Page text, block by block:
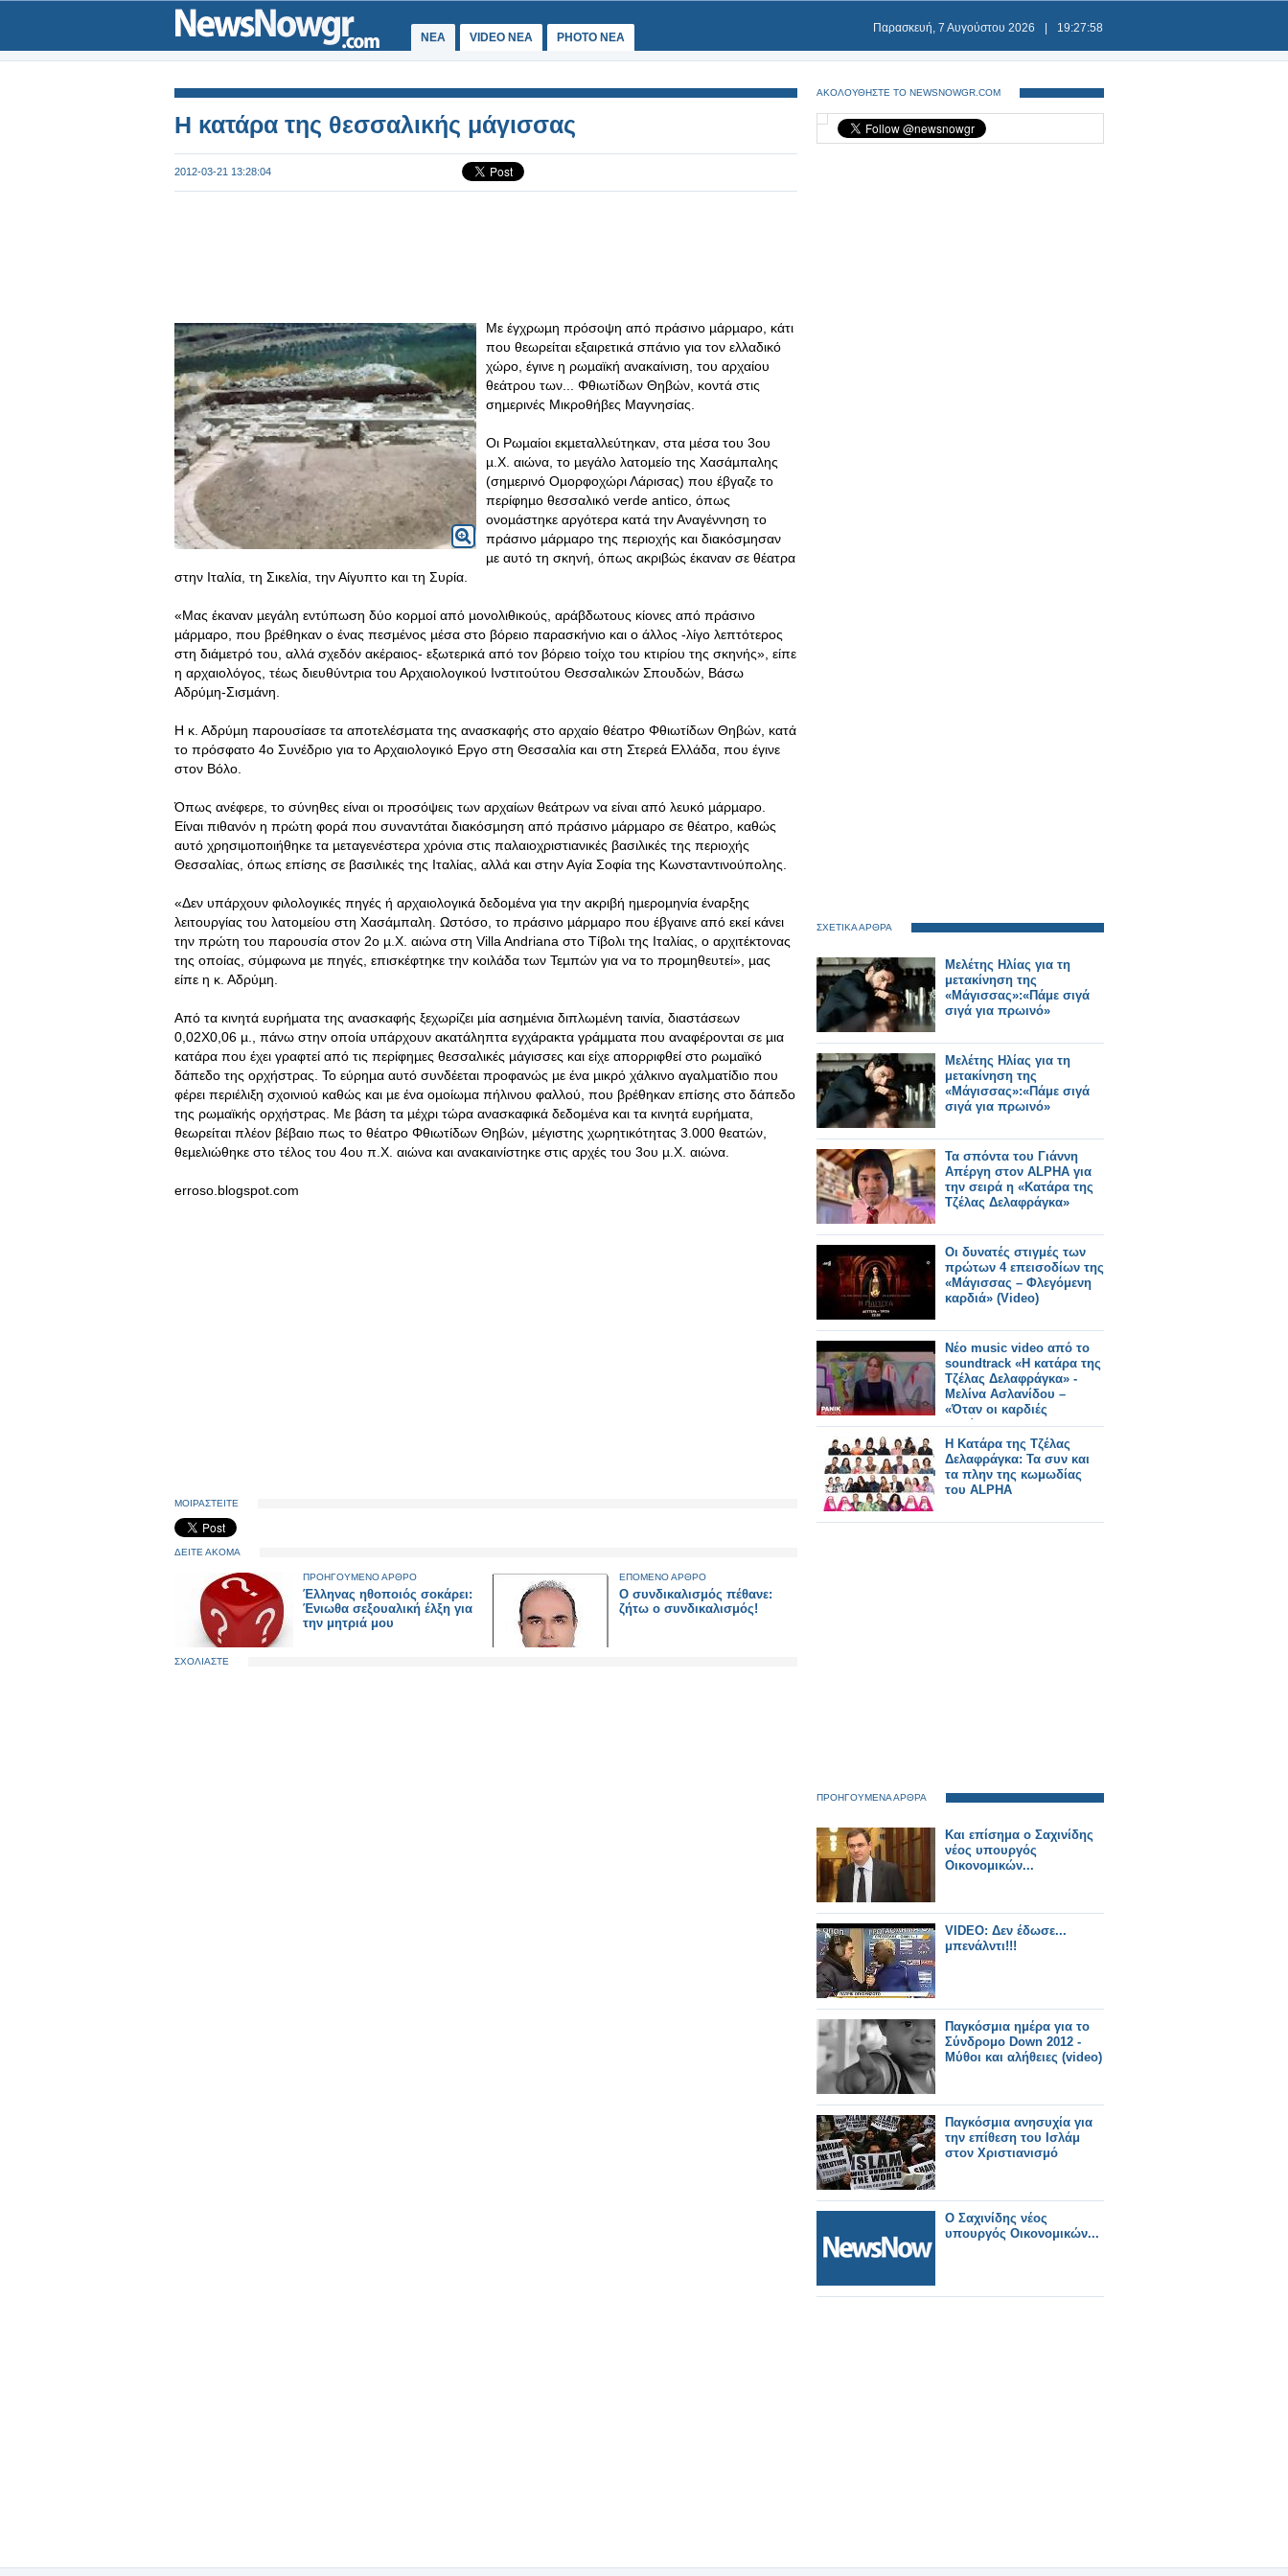
ΝΕΑ VIDEO NEA PHOTO NEA
Παρασκευή, 7 Αυγούστου 2026 19:27:58
Η κατάρα της θεσσαλικής μάγισσας
2012-03-21 13:28:04
Με έγχρωµη πρόσοψη από πράσινο µάρµαρο, κάτι
που θεωρείται εξαιρετικά σπάνιο για τον ελλαδικό
χώρο, έγινε η ρωµαϊκή ανακαίνιση, του αρχαίου
θεάτρου των... Φθιωτίδων Θηβών, κοντά στις
σηµερινές Μικροθήβες Μαγνησίας.
Οι Ρωµαίοι εκµεταλλεύτηκαν, στα µέσα του 3ου
µ.Χ. αιώνα, το µεγάλο λατοµείο της Χασάµπαλης
(σηµερινό Οµορφοχώρι Λάρισας) που έβγαζε το
περίφηµο θεσσαλικό verde antico, όπως
ονοµάστηκε αργότερα κατά την Αναγέννηση το
πράσινο µάρµαρο της περιοχής και διακόσµησαν
µε αυτό τη σκηνή, όπως ακριβώς έκαναν σε θέατρα
στην Ιταλία, τη Σικελία, την Αίγυπτο και τη Συρία.
«Μας έκαναν µεγάλη εντύπωση δύο κορµοί από µονολιθικούς, αράβδωτους κίονες από πράσινο
µάρµαρο, που βρέθηκαν ο ένας πεσµένος µέσα στο βόρειο παρασκήνιο και ο άλλος -λίγο λεπτότερος
στη διάµετρό του, αλλά σχεδόν ακέραιος- εξωτερικά από τον βόρειο τοίχο του κτιρίου της σκηνής», είπε
η αρχαιολόγος, τέως διευθύντρια του Αρχαιολογικού Ινστιτούτου Θεσσαλικών Σπουδών, Βάσω
Αδρύµη-Σισµάνη.
Η κ. Αδρύµη παρουσίασε τα αποτελέσµατα της ανασκαφής στο αρχαίο θέατρο Φθιωτίδων Θηβών, κατά
το πρόσφατο 4ο Συνέδριο για το Αρχαιολογικό Εργο στη Θεσσαλία και στη Στερεά Ελλάδα, που έγινε
στον Βόλο.
Όπως ανέφερε, το σύνηθες είναι οι προσόψεις των αρχαίων θεάτρων να είναι από λευκό µάρµαρο.
Είναι πιθανόν η πρώτη φορά που συναντάται διακόσµηση από πράσινο µάρµαρο σε θέατρο, καθώς
αυτό χρησιµοποιήθηκε τα µεταγενέστερα χρόνια στις παλαιοχριστιανικές βασιλικές της περιοχής
Θεσσαλίας, όπως επίσης σε βασιλικές της Ιταλίας, αλλά και στην Αγία Σοφία της Κωνσταντινούπολης.
«Δεν υπάρχουν φιλολογικές πηγές ή αρχαιολογικά δεδοµένα για την ακριβή ηµεροµηνία έναρξης
λειτουργίας του λατοµείου στη Χασάµπαλη. Ωστόσο, το πράσινο µάρµαρο που έβγαινε από εκεί κάνει
την πρώτη του παρουσία στον 2ο µ.Χ. αιώνα στη Villa Andriana στο Τίβολι της Ιταλίας, ο αρχιτέκτονας
της οποίας, σύµφωνα µε πηγές, επισκέφτηκε την κοιλάδα των Τεµπών για να το προµηθευτεί», µας
είπε η κ. Αδρύµη.
Από τα κινητά ευρήµατα της ανασκαφής ξεχωρίζει µία ασηµένια διπλωµένη ταινία, διαστάσεων
0,02Χ0,06 µ., πάνω στην οποία υπάρχουν ακατάληπτα εγχάρακτα γράµµατα που αναφέρονται σε µια
κατάρα που έχει γραφτεί από τις περίφηµες θεσσαλικές µάγισσες και είχε απορριφθεί στο ρωµαϊκό
δάπεδο της ορχήστρας. Το εύρηµα αυτό συνδέεται προφανώς µε ένα µικρό χάλκινο αγαλµατίδιο που
φέρει περιέλιξη σχοινιού καθώς και µε ένα οµοίωµα πήλινου φαλλού, που βρέθηκαν επίσης στο δάπεδο
της ρωµαϊκής ορχήστρας. Με βάση τα µέχρι τώρα ανασκαφικά δεδοµένα και τα κινητά ευρήµατα,
θεωρείται πλέον βέβαιο πως το θέατρο Φθιωτίδων Θηβών, µέγιστης χωρητικότητας 3.000 θεατών,
θεµελιώθηκε στο τέλος του 4ου π.Χ. αιώνα και ανακαινίστηκε στις αρχές του 3ου µ.Χ. αιώνα.
erroso.blogspot.com
ΜΟΙΡΑΣΤΕΙΤΕ
ΔΕΙΤΕ ΑΚΟΜΑ
ΠΡΟΗΓΟΥΜΕΝΟ ΑΡΘΡΟ
Έλληνας ηθοποιός σοκάρει:
Ένιωθα σεξουαλική έλξη για
την μητριά μου
ΕΠΟΜΕΝΟ ΑΡΘΡΟ
Ο συνδικαλισμός πέθανε:
ζήτω ο συνδικαλισμός!
ΣΧΟΛΙΑΣΤΕ
ΑΚΟΛΟΥΘΗΣΤΕ ΤΟ NEWSNOWGR.COM
ΣΧΕΤΙΚΑ ΑΡΘΡΑ
Μελέτης Ηλίας για τη
μετακίνηση της
«Μάγισσας»:«Πάμε σιγά
σιγά για πρωινό»
Μελέτης Ηλίας για τη
μετακίνηση της
«Μάγισσας»:«Πάμε σιγά
σιγά για πρωινό»
Τα σπόντα του Γιάννη
Απέργη στον ALPHA για
την σειρά η «Κατάρα της
Τζέλας Δελαφράγκα»
Οι δυνατές στιγμές των
πρώτων 4 επεισοδίων της
«Μάγισσας – Φλεγόμενη
καρδιά» (Video)
Νέο music video από το
soundtrack «Η κατάρα της
Τζέλας Δελαφράγκα» -
Μελίνα Ασλανίδου –
«Όταν οι καρδιές
χωρίζουνε»
Η Κατάρα της Τζέλας
Δελαφράγκα: Τα συν και
τα πλην της κωμωδίας
του ALPHA
ΠΡΟΗΓΟΥΜΕΝΑ ΑΡΘΡΑ
Kαι επίσημα ο Σαχινίδης
νέος υπουργός
Οικονομικών...
VIDEO: Δεν έδωσε...
μπενάλντι!!!
Παγκόσμια ημέρα για το
Σύνδρομο Down 2012 -
Μύθοι και αλήθειες (video)
Παγκόσμια ανησυχία για
την επίθεση του Ισλάμ
στον Χριστιανισμό
Ο Σαχινίδης νέος
υπουργός Οικονομικών...